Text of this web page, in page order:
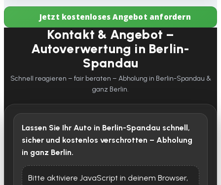
Jetzt kostenloses Angebot anfordern
Kontakt & Angebot –
Autoverwertung in Berlin-
Spandau
Schnell reagieren – fair beraten – Abholung in Berlin-Spandau &
ganz Berlin.
Lassen Sie Ihr Auto in Berlin-Spandau schnell,
sicher und kostenlos verschrotten – Abholung
in ganz Berlin.
Bitte aktiviere JavaScript in deinem Browser,